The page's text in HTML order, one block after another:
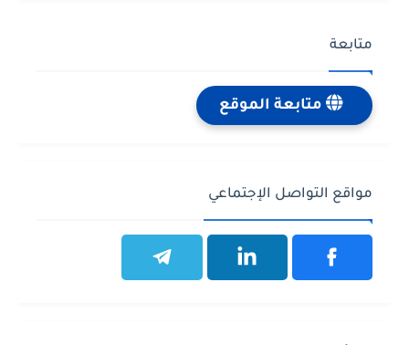
متابعة
متابعة الموقع
مواقع التواصل الإجتماعي